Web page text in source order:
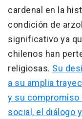
cardenal en la
condición de
significativo ya
chilenos han
religiosas. Su
a su amplia
y su
social, el diálogo